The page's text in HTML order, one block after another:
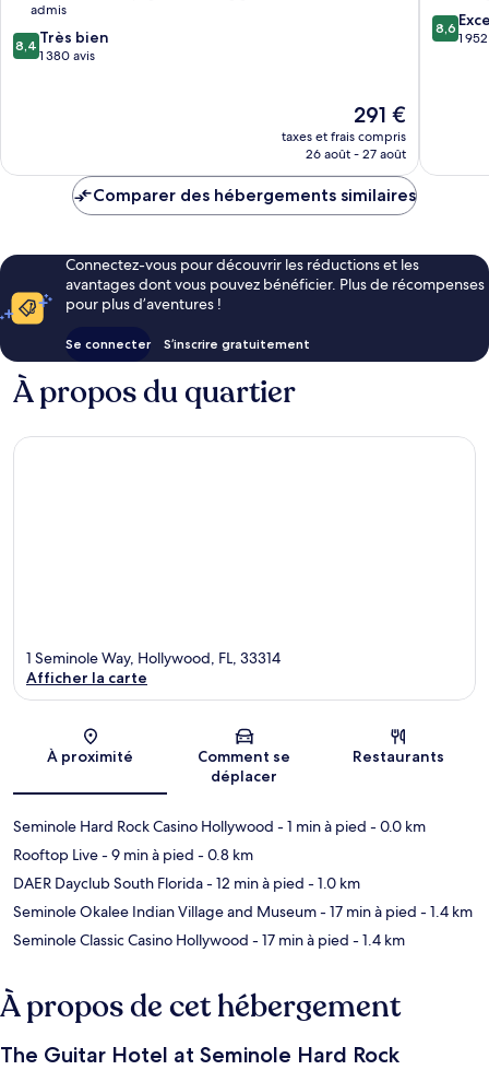
Casino
Hollywood
admis
8.4
sur
8,4 Très bien
1 380 avis
Le
nouveau
prix
de
291 €
taxes et frais compris
26 août - 27 août
8.6
sur
8,6
1
Comparer des hébergements similaires
Connectez-vous pour découvrir les réductions et les
avantages dont vous pouvez bénéficier. Plus de récompenses
pour plus d’aventures !
Se connecter S’inscrire gratuitement
À propos du quartier
Carte
1 Seminole Way, Hollywood, FL, 33314
Afficher la carte
À proximité
Comment se
déplacer
Restaurants
Seminole Hard Rock Casino Hollywood - 1 min à pied - 0.0 km
Rooftop Live- 9 min à pied - 0.8 km
DAER Dayclub South Florida- 12 min à pied - 1.0 km
Seminole Okalee Indian Village and Museum- 17 min à pied - 1.4 km
Seminole Classic Casino Hollywood - 17 min à pied - 1.4 km
À propos de cet hébergement
The Guitar Hotel at Seminole Hard Rock